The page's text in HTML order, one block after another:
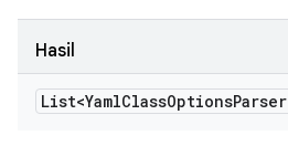
Hasil
List<YamlClassOptionsParser